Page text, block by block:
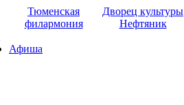
Тюменская
филармония
Дворец культуры
Нефтяник
Афиша